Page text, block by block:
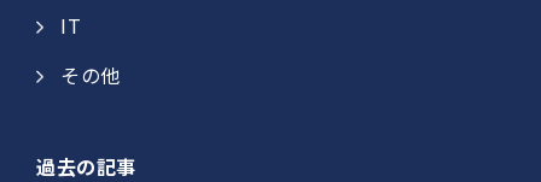
IT
その他
過去の記事